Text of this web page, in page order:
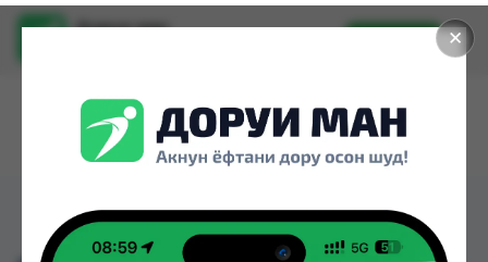
✕
Доруи ман
Установить